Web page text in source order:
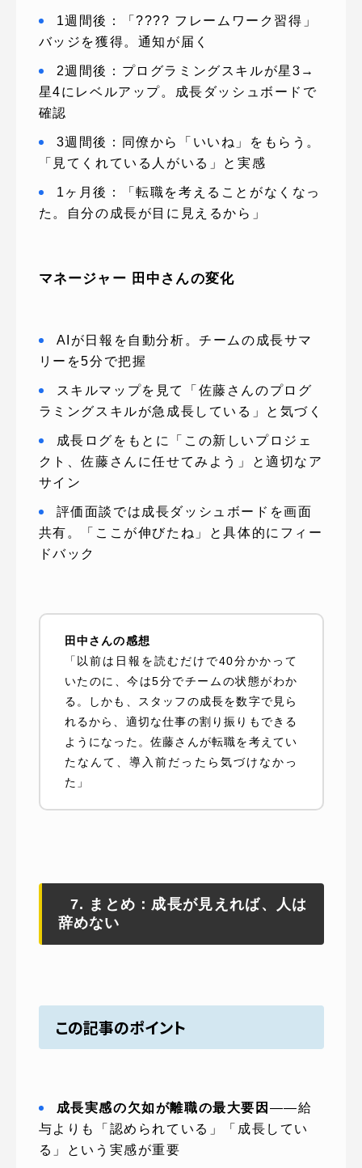
1週間後：「???? フレームワーク習得」
バッジを獲得。通知が届く
2週間後：プログラミングスキルが星3→
星4にレベルアップ。成長ダッシュボードで
確認
3週間後：同僚から「いいね」をもらう。
「見てくれている人がいる」と実感
1ヶ月後：「転職を考えることがなくなっ
た。自分の成長が目に見えるから」
マネージャー 田中さんの変化
AIが日報を自動分析。チームの成長サマ
リーを5分で把握
スキルマップを見て「佐藤さんのプログ
ラミングスキルが急成長している」と気づく
成長ログをもとに「この新しいプロジェ
クト、佐藤さんに任せてみよう」と適切なア
サイン
評価面談では成長ダッシュボードを画面
共有。「ここが伸びたね」と具体的にフィー
ドバック
田中さんの感想
「以前は日報を読むだけで40分かかって
いたのに、今は5分でチームの状態がわか
る。しかも、スタッフの成長を数字で見ら
れるから、適切な仕事の割り振りもできる
ようになった。佐藤さんが転職を考えてい
たなんて、導入前だったら気づけなかっ
た」
7. まとめ：成長が見えれば、人は
辞めない
この記事のポイント
成長実感の欠如が離職の最大要因 ——給
与よりも「認められている」「成長してい
る」という実感が重要